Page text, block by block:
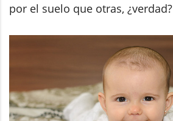
por el suelo que otras, ¿verdad?